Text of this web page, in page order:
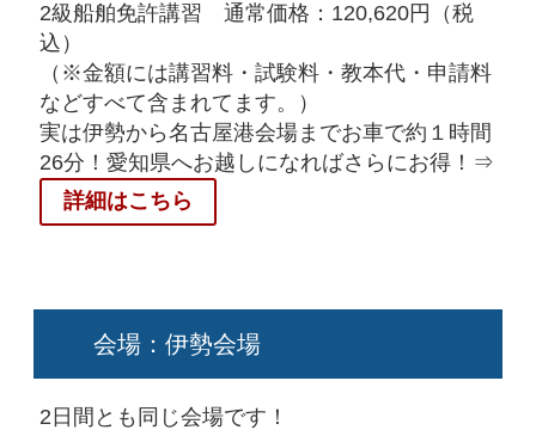
2級船舶免許講習 通常価格：120,620円（税
込）
（※金額には講習料・試験料・教本代・申請料
などすべて含まれてます。）
実は伊勢から名古屋港会場までお車で約１時間
26分！愛知県へお越しになればさらにお得！⇒
詳細はこちら
会場：伊勢会場
2日間とも同じ会場です！